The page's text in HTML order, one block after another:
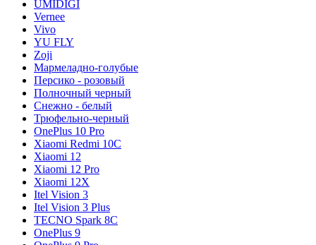
UMIDIGI
Vernee
Vivo
YU FLY
Zoji
Мармеладно-голубые
Персико - розовый
Полночный черный
Снежно - белый
Трюфельно-черный
OnePlus 10 Pro
Xiaomi Redmi 10C
Xiaomi 12
Xiaomi 12 Pro
Xiaomi 12X
Itel Vision 3
Itel Vision 3 Plus
TECNO Spark 8C
OnePlus 9